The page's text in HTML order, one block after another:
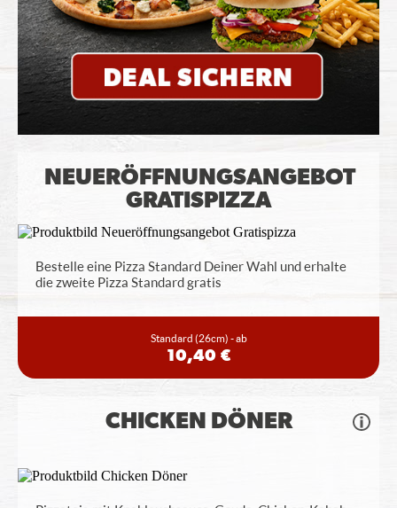
NEUERÖFFNUNGSANGEBOT
GRATISPIZZA
Bestelle eine Pizza Standard Deiner Wahl und erhalte
die zweite Pizza Standard gratis
Standard (26cm) - ab
10,40 €
CHICKEN DÖNER